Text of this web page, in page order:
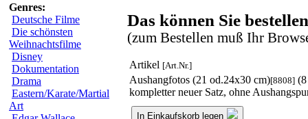
Genres:
Deutsche Filme
Die schönsten
Weihnachtsfilme
Disney
Dokumentation
Drama
Eastern/Karate/Martial
Art
Das können Sie
(zum Bestellen muß Ihr
Artikel [Art.Nr.]
Aushangfotos (21 od.24x30 cm)[8808]
kompletter neuer Satz, ohne
In Einkaufskorb legen